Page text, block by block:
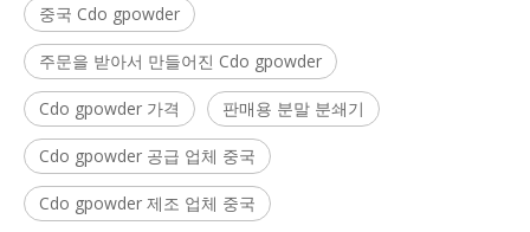
중국 Cdo gpowder
주문을 받아서 만들어진 Cdo gpowder
Cdo gpowder 가격 판매용 분말 분쇄기
Cdo gpowder 공급 업체 중국
Cdo gpowder 제조 업체 중국